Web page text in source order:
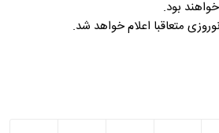
متعاقبا اعلام خواهد شد.